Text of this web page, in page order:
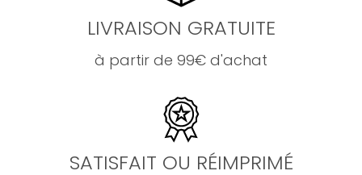
LIVRAISON GRATUITE
à partir de 99€ d'achat
SATISFAIT OU RÉIMPRIMÉ